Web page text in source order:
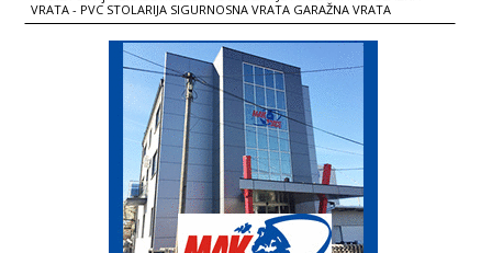
VRATA - PVC STOLARIJA SIGURNOSNA VRATA GARAŽNA VRATA
Sigurnosna vrata - Raznovrsnost dizajna, veličina i dezena. Atlantic dva
ulazna sigurnosna vrata proizvode se po najvišim standardima od
kvalitetnog i dugotrajnog materijala. Raznovrsnost dizajna i veličina
ulaznih vrata ne odražavaju se na kvalitet vrata.